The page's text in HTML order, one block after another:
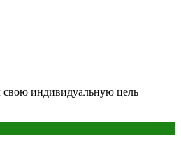
индивидуальную цель